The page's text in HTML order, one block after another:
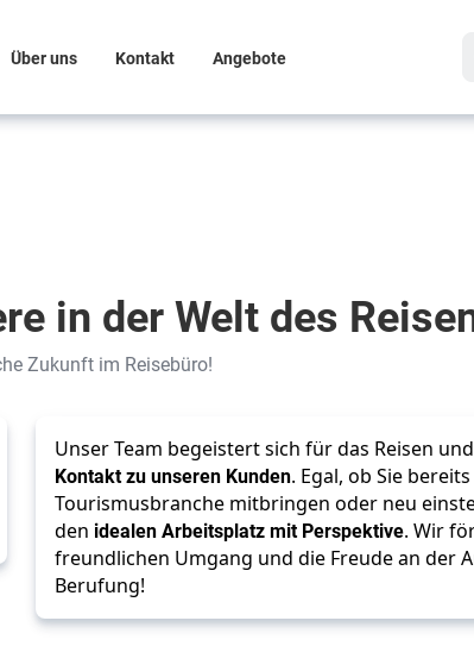
Über uns Kontakt Angebote
in der Welt des
Zukunft im Reisebüro!
Unser Team begeistert sich für das Reisen
Kontakt zu unseren Kunden. Egal, ob Sie
Tourismusbranche mitbringen oder neu
den idealen Arbeitsplatz mit Perspektive. Wir
freundlichen Umgang und die Freude an der
Berufung!